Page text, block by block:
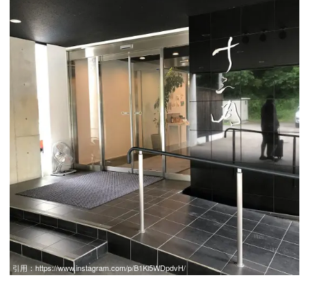
引用：https://www.instagram.com/p/B1Kl5WDpdvH/